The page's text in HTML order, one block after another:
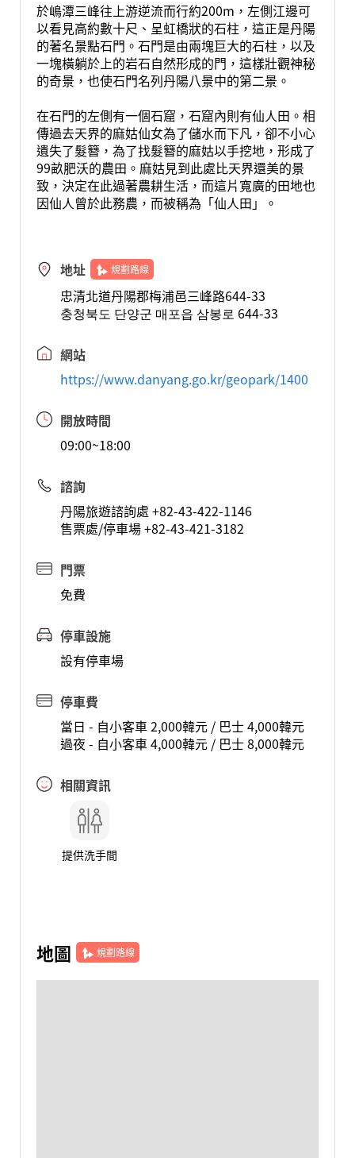
於嶋潭三峰往上游逆流而行約200m，左側江邊可
以看見高約數十尺、呈虹橋狀的石柱，這正是丹陽
的著名景點石門。石門是由兩塊巨大的石柱，以及
一塊橫躺於上的岩石自然形成的門，這樣壯觀神秘
的奇景，也使石門名列丹陽八景中的第二景。
在石門的左側有一個石窟，石窟內則有仙人田。相
傳過去天界的麻姑仙女為了儲水而下凡，卻不小心
遺失了髮簪，為了找髮簪的麻姑以手挖地，形成了
99畝肥沃的農田。麻姑見到此處比天界還美的景
致，決定在此過著農耕生活，而這片寬廣的田地也
因仙人曾於此務農，而被稱為「仙人田」。
地址 規劃路線
忠清北道丹陽郡梅浦邑三峰路644-33
충청북도 단양군 매포읍 삼봉로 644-33
網站
https://www.danyang.go.kr/geopark/1400
開放時間
09:00~18:00
諮詢
丹陽旅遊諮詢處 +82-43-422-1146
售票處/停車場 +82-43-421-3182
門票
免費
停車設施
設有停車場
停車費
當日 - 自小客車 2,000韓元 / 巴士 4,000韓元
過夜 - 自小客車 4,000韓元 / 巴士 8,000韓元
相關資訊
提供洗手間
地圖 規劃路線